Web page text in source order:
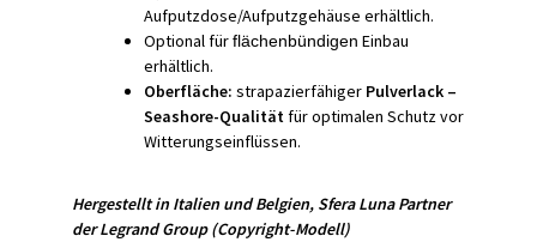
Aufputzdose/Aufputzgehäuse erhältlich.
Optional fürflächenbündigen Einbau
erhältlich.
Oberfläche: strapazierfähiger Pulverlack –
Seashore-Qualitätfür optimalen Schutz vor
Witterungseinflüssen.
Hergestellt in Italien und Belgien, Sfera LunaPartner
der Legrand Group(Copyright-Modell)